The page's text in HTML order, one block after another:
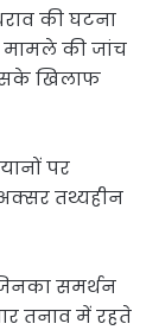
की घटना
की जांच
उसके खिलाफ
पर
अक्सर तथ्यहीन
समर्थन
तनाव में रहते